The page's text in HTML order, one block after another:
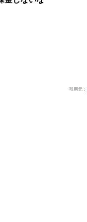
引用元：